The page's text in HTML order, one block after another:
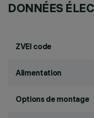
DONNÉES
ZVEI code
Alimentation
Options de montage